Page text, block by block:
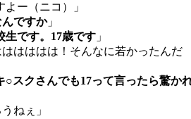
ー（ニコ）」
ですか」
生です。17歳です 」
はははは！そんなに若かったんだ
スクさんでも17って言ったら驚か
ねぇ」